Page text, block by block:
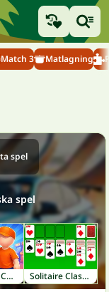
Match 3 Matlagning
spel
spel
My Arcade Center 2 Solitaire Classic